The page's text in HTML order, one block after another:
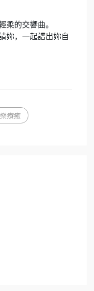
柔的交響曲。
妳，一起譜出妳自
療癒